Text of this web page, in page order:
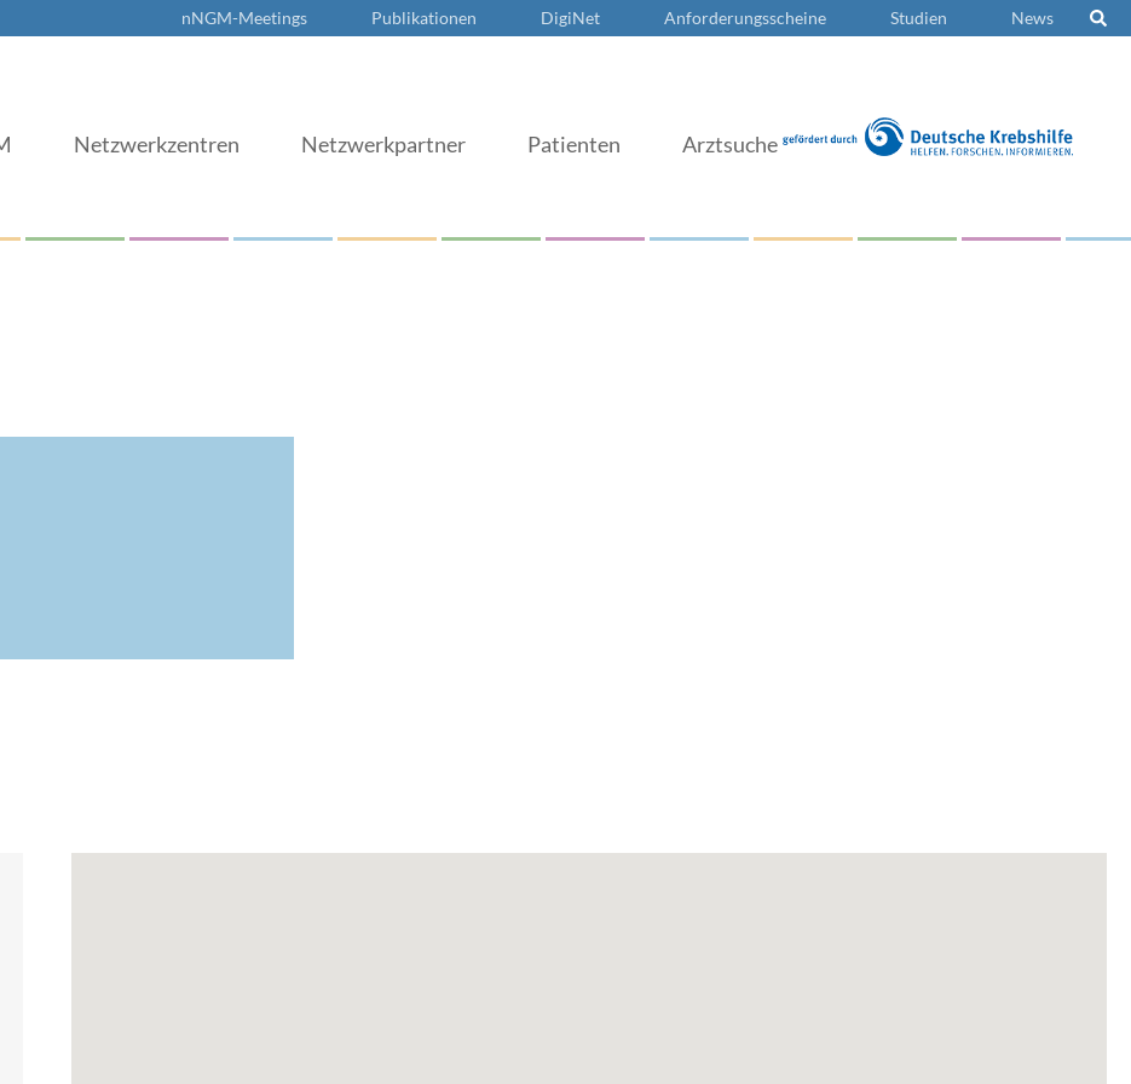
nNGM-Meetings Publikationen DigiNet Anforderungsscheine Studien News
Netzwerkzentren Netzwerkpartner Patienten Arztsuche